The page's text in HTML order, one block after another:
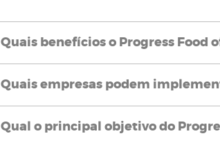
Quais benefícios o Progress Food
Quais empresas podem
Qual o principal objetivo do